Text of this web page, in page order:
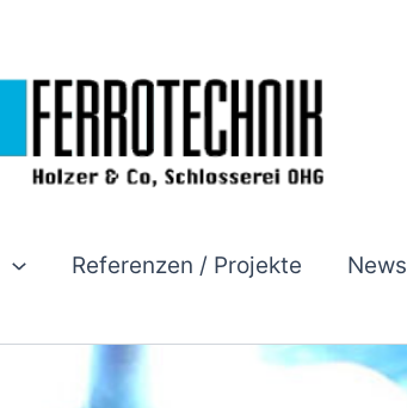
Referenzen / Projekte News